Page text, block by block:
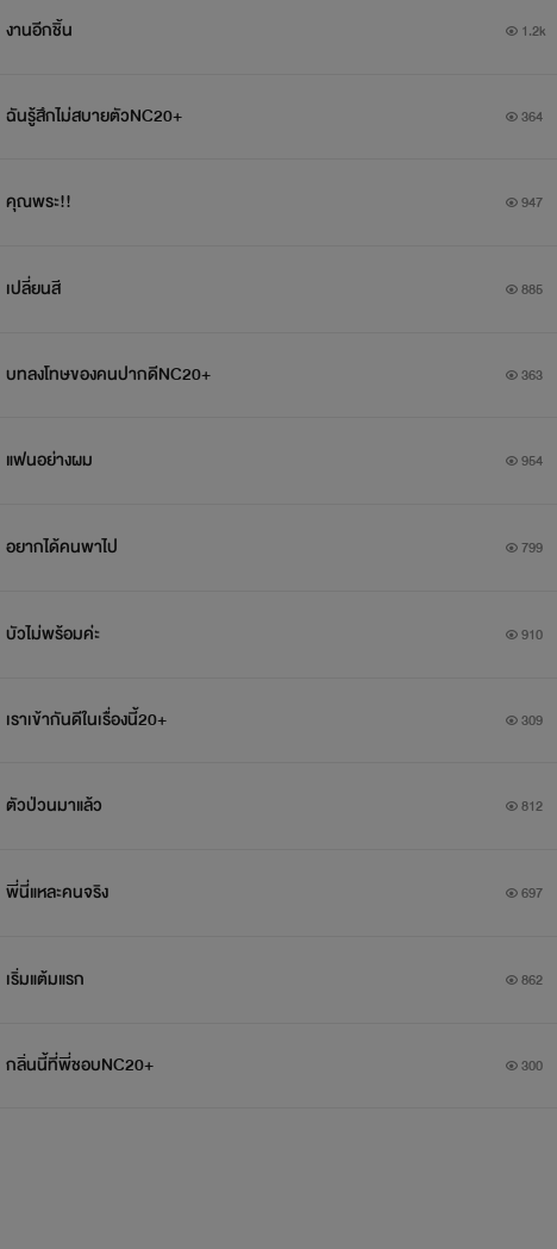
งานอีกชิ้น 1.2k
ฉันรู้สึกไม่สบายตัวNC20+ 364
คุณพระ!! 947
เปลี่ยนสี 885
บทลงโทษของคนปากดีNC20+ 363
แฟนอย่างผม 954
อยากได้คนพาไป 799
บัวไม่พร้อมค่ะ 910
เราเข้ากันดีในเรื่องนี้20+ 309
ตัวป่วนมาแล้ว 812
พี่นี่แหละคนจริง 697
เริ่มแต้มแรก 862
กลิ่นนี้ที่พี่ชอบNC20+ 300